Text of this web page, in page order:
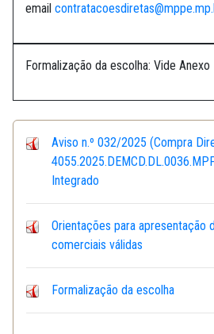
email
Formalização da escolha: Vide Anexo
Aviso n.º 032/2025 (Compra
Integrado
Orientações para apresentação
comerciais válidas
Formalização da escolha